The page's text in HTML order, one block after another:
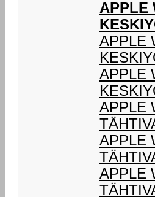
APPLE
APPLE
APPLE
APPLE
APPLE
APPLE